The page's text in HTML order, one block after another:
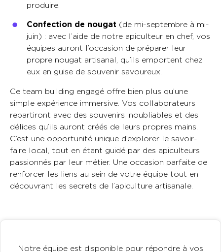
produire.
Confection de nougat (de mi-septembre à mi-
juin) : avec l’aide de notre apiculteur en chef, vos
équipes auront l’occasion de préparer leur
propre nougat artisanal, qu’ils emportent chez
eux en guise de souvenir savoureux.
Ce team building engagé offre bien plus qu’une
simple expérience immersive. Vos collaborateurs
repartiront avec des souvenirs inoubliables et des
délices qu’ils auront créés de leurs propres mains.
C’est une opportunité unique d’explorer le savoir-
faire local, tout en étant guidé par des apiculteurs
passionnés par leur métier. Une occasion parfaite de
renforcer les liens au sein de votre équipe tout en
découvrant les secrets de l’apiculture artisanale.
Notre équipe est disponible pour répondre à vos